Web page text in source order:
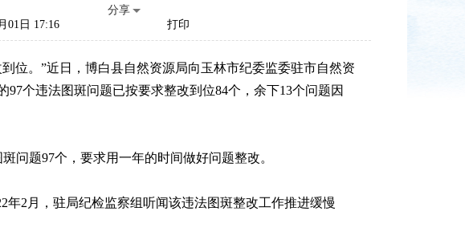
01日 17:16
分享
打印
。”近日，博白县自然资源局向玉林市纪委监委驻市自然资
个违法图斑问题已按要求整改到位84个，余下13个问题因
题97个，要求用一年的时间做好问题整改。
2月，驻局纪检监察组听闻该违法图斑整改工作推进缓慢